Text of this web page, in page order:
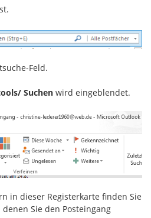
Feld.
Suchen wird eingeblendet.
in dieser Registerkarte finden Sie
Sie den Posteingang